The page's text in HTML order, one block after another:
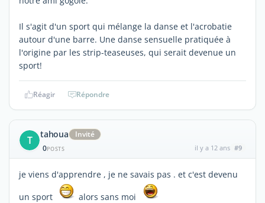
Il s'agit d'un sport qui mélange la danse et l'acrobatie
autour d'une barre. Une danse sensuelle pratiquée à
l'origine par les strip-teaseuses, qui serait devenue un
sport!
Réagir Répondre
T tahoua
Invité
0POSTS il y a 12 ans #9
je viens d'apprendre , je ne savais pas . et c'est devenu
un sport
alors sans moi